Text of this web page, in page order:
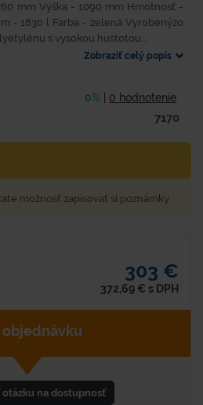
mm Výška - 1090 mm Hmotnosť -
- 1830 l Farba - zelená Vyrobenýzo
s vysokou hustotou...
Zobraziť celý popis
0% 0 hodnotenie
7170
možnosť zapisovať si poznámky
303 €
372,69 € s DPH
objednávku
na dostupnosť